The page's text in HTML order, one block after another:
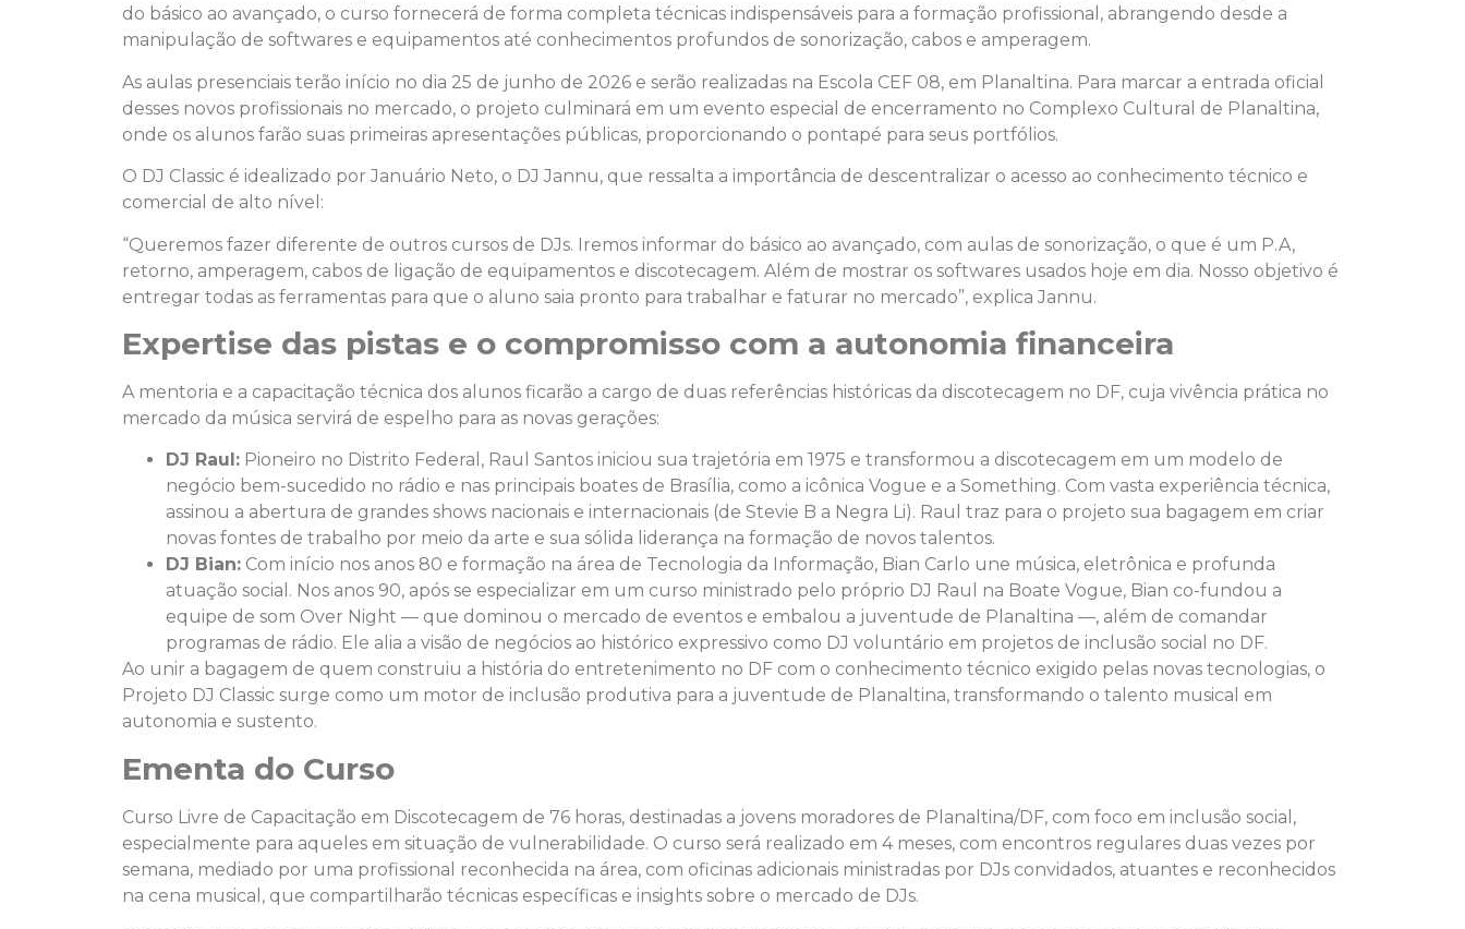
do básico ao avançado, o curso fornecerá de forma completa técnicas indispensáveis para a formação profissional, abrangendo desde a
manipulação de softwares e equipamentos até conhecimentos profundos de sonorização, cabos e amperagem.
As aulas presenciais terão início no dia 25 de junho de 2026 e serão realizadas na Escola CEF 08, em Planaltina. Para marcar a entrada oficial
desses novos profissionais no mercado, o projeto culminará em um evento especial de encerramento no Complexo Cultural de Planaltina,
onde os alunos farão suas primeiras apresentações públicas, proporcionando o pontapé para seus portfólios.
O DJ Classic é idealizado por Januário Neto, o DJ Jannu, que ressalta a importância de descentralizar o acesso ao conhecimento técnico e
comercial de alto nível:
“Queremos fazer diferente de outros cursos de DJs. Iremos informar do básico ao avançado, com aulas de sonorização, o que é um P.A,
retorno, amperagem, cabos de ligação de equipamentos e discotecagem. Além de mostrar os softwares usados hoje em dia. Nosso objetivo é
entregar todas as ferramentas para que o aluno saia pronto para trabalhar e faturar no mercado”, explica Jannu.
Expertise das pistas e o compromisso com a autonomia financeira
A mentoria e a capacitação técnica dos alunos ficarão a cargo de duas referências históricas da discotecagem no DF, cuja vivência prática no
mercado da música servirá de espelho para as novas gerações:
DJ Raul: Pioneiro no Distrito Federal, Raul Santos iniciou sua trajetória em 1975 e transformou a discotecagem em um modelo de
negócio bem-sucedido no rádio e nas principais boates de Brasília, como a icônica Vogue e a Something. Com vasta experiência técnica,
assinou a abertura de grandes shows nacionais e internacionais (de Stevie B a Negra Li). Raul traz para o projeto sua bagagem em criar
novas fontes de trabalho por meio da arte e sua sólida liderança na formação de novos talentos.
DJ Bian: Com início nos anos 80 e formação na área de Tecnologia da Informação, Bian Carlo une música, eletrônica e profunda
atuação social. Nos anos 90, após se especializar em um curso ministrado pelo próprio DJ Raul na Boate Vogue, Bian co-fundou a
equipe de som Over Night — que dominou o mercado de eventos e embalou a juventude de Planaltina —, além de comandar
programas de rádio. Ele alia a visão de negócios ao histórico expressivo como DJ voluntário em projetos de inclusão social no DF.
Ao unir a bagagem de quem construiu a história do entretenimento no DF com o conhecimento técnico exigido pelas novas tecnologias, o
Projeto DJ Classic surge como um motor de inclusão produtiva para a juventude de Planaltina, transformando o talento musical em
autonomia e sustento.
Ementa do Curso
Curso Livre de Capacitação em Discotecagem de 76 horas, destinadas a jovens moradores de Planaltina/DF, com foco em inclusão social,
especialmente para aqueles em situação de vulnerabilidade. O curso será realizado em 4 meses, com encontros regulares duas vezes por
semana, mediado por uma profissional reconhecida na área, com oficinas adicionais ministradas por DJs convidados, atuantes e reconhecidos
na cena musical, que compartilharão técnicas específicas e insights sobre o mercado de DJs.